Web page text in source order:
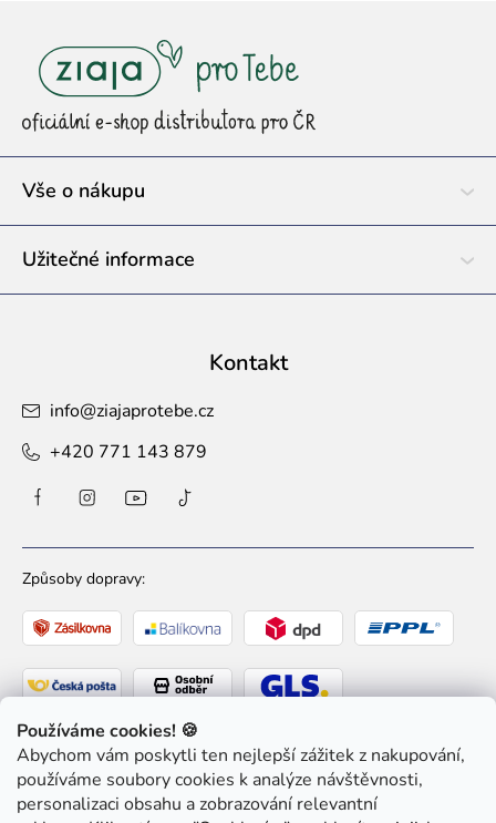
Používáme cookies! 🍪
Abychom vám poskytli ten nejlepší zážitek z nakupování,
používáme soubory cookies k analýze návštěvnosti,
personalizaci obsahu a zobrazování relevantní
t
Vše o nákupu
Užitečné informace
Kontakt
info@ziajaprotebe.cz
+420 771 143 879
Způsoby dopravy:
Způsoby platby: